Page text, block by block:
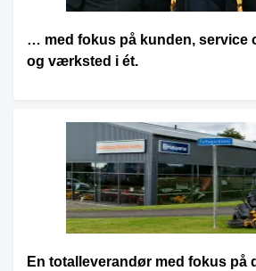
… med fokus på kunden, service
og værksted i ét.
En totalleverandør med fokus på